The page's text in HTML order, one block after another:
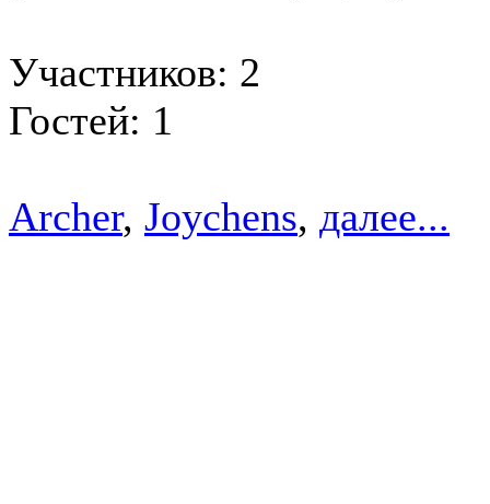
Участников: 2
Гостей: 1
Archer, Joychens, далее...